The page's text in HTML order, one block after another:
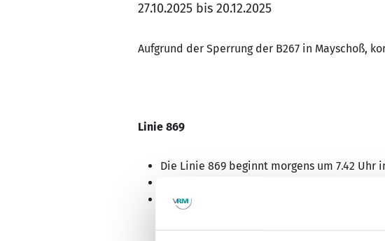
27.10.2025 bis 20.12.2025
Aufgrund der Sperrung der B267 in Mayschoß,
Linie 869
Die Linie 869 beginnt morgens um 7.42 Uhr
Die Rückfahrten enden mittags um 12.27
Die Haltestellen Mayschoß Bahnhof,